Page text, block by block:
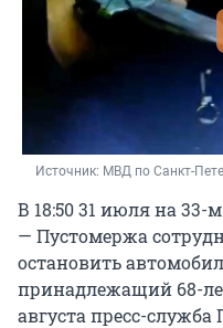
Источник: МВД по Санкт-
В 18:50 31 июля на 33-
— Пустомержа
остановить
принадлежащий 68-
августа пресс-